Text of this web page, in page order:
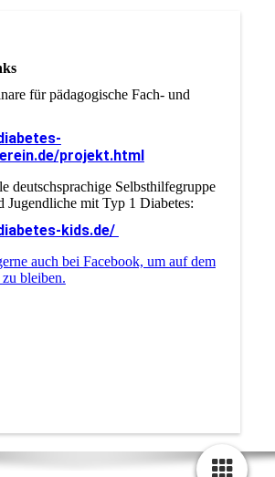
für pädagogische Fach- und
projekt.html
deutschsprachige Selbsthilfegruppe
Jugendliche mit Typ 1 Diabetes:
kids.de/
auch bei Facebook, um auf dem
zu bleiben.